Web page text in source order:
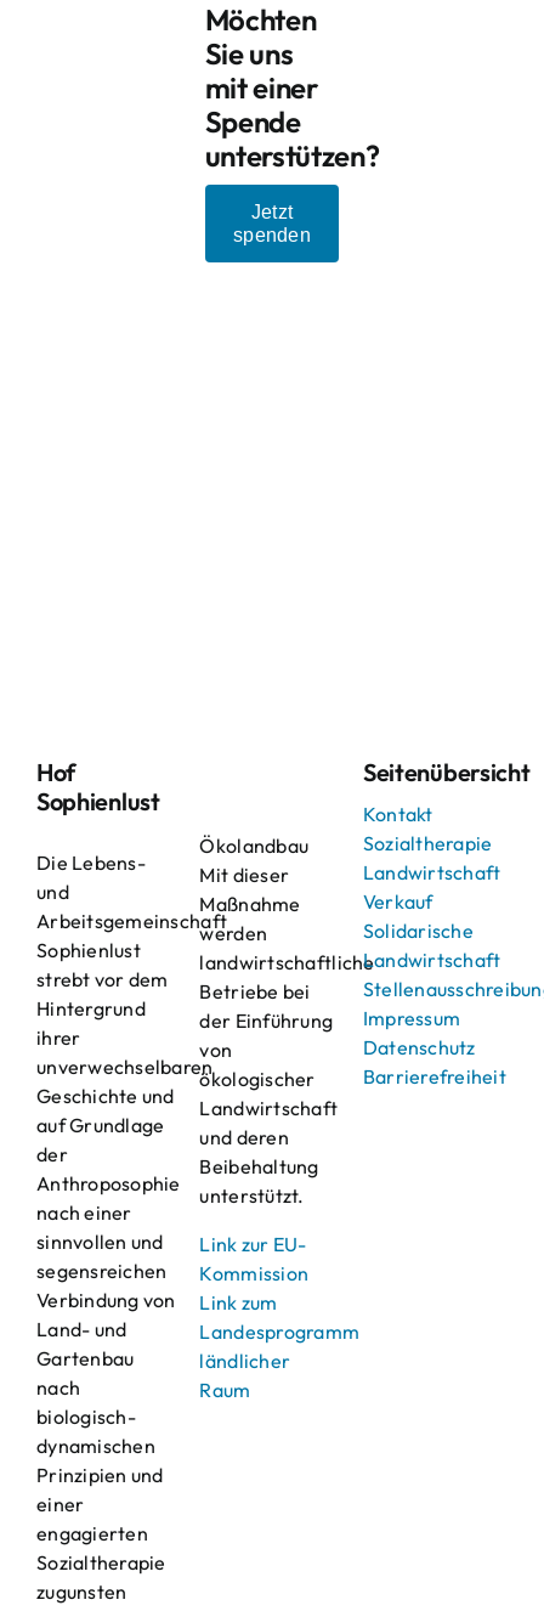
Möchten
Sie uns
mit einer
Spende
unterstützen?
Jetzt
spenden
Hof
Sophienlust
Die Lebens-
und
Arbeitsgemeinschaft
Sophienlust
strebt vor dem
Hintergrund
ihrer
unverwechselbaren
Geschichte und
auf Grundlage
der
Anthroposophie
nach einer
sinnvollen und
segensreichen
Verbindung von
Land- und
Gartenbau
nach
biologisch-
dynamischen
Prinzipien und
einer
engagierten
Sozialtherapie
zugunsten
Ökolandbau
Mit dieser
Maßnahme
werden
landwirtschaftliche
Betriebe bei
der Einführung
von
ökologischer
Landwirtschaft
und deren
Beibehaltung
unterstützt.
Link zur EU-
Kommission
Link zum
Landesprogramm
ländlicher
Raum
Seitenübersicht
Kontakt
Sozialtherapie
Landwirtschaft
Verkauf
Solidarische
Landwirtschaft
Impressum
Datenschutz
Barrierefreiheit